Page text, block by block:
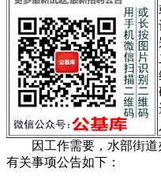
因工作需要，水部街道
有关事项公告如下：